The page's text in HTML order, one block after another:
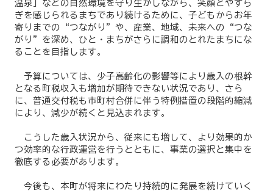
温泉」などの自然環境を守り生かしながら、笑顔とやすら
ぎを感じられるまちであり続けるために、子どもからお年
寄りまでの“つながり”や、産業、地域、未来への“つな
がり”を深め、ひと・まちがさらに調和のとれたまちにな
ることを目指します。
予算については、少子高齢化の影響等により歳入の根幹
となる町税収入も増加が期待できない状況であり、さら
に、普通交付税も市町村合併に伴う特例措置の段階的縮減
により、減少が続くと見込まれます。
こうした歳入状況から、従来にも増して、より効果的か
つ効率的な行政運営を行うとともに、事業の選択と集中を
徹底する必要があります。
今後も、本町が将来にわたり持続的に発展を続けていく